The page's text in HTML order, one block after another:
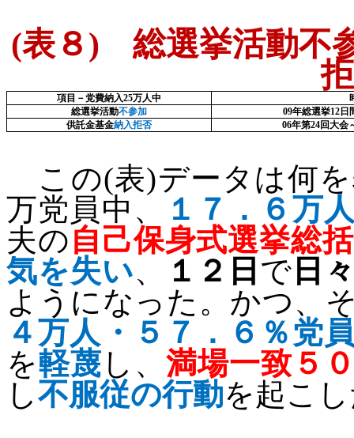
(表８) 総選挙活動不
項目－党費納入25万人中
総選挙活動不参加 09年総選挙12 日
供託金基金納入拒否 06年第24回大会
この(表)データは何
万党員中、
１７．６万
夫の自己保身式選挙総括
気を失い、 １２日 で 日
ようになった。かつ、
４万人・５７．６％党
を軽蔑 し、 満場一致５
し不服従の行動を起こ